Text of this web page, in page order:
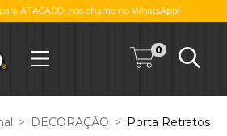
ATACADO, nos chame no WhatsApp!
0
> DECORAÇÃO > Porta Retratos